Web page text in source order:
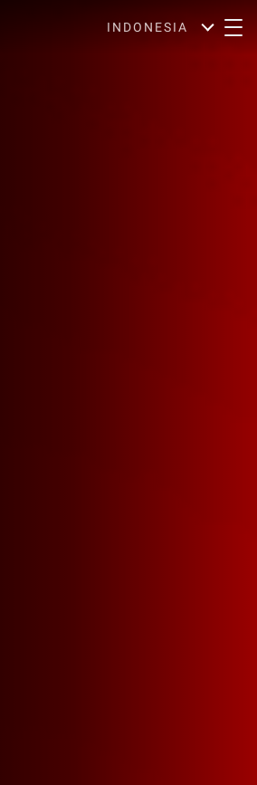
INDONESIA